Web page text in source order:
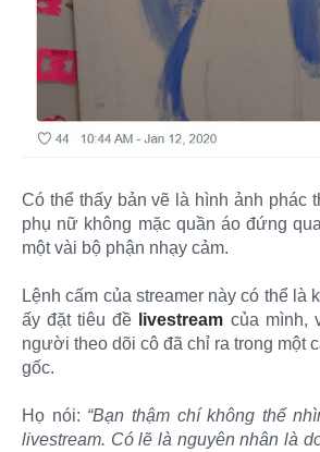
Có thể thấy bản vẽ là hình ảnh phác
phụ nữ không mặc quần áo đứng
một vài bộ phận nhạy cảm.
Lệnh cấm của streamer này có thể là
ấy đặt tiêu đề
livestream của mình,
người theo dõi cô đã chỉ ra trong một
gốc.
Họ nói: “Bạn thậm chí không thể
livestream. Có lẽ là nguyên nhân là